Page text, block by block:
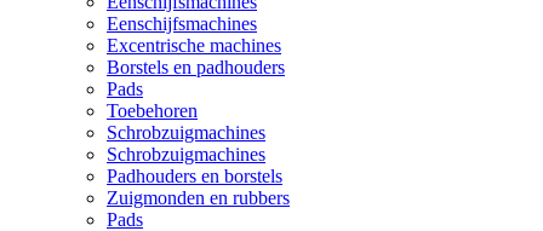
Eenschijfsmachines
Excentrische machines
Borstels en padhouders
Pads
Toebehoren
Schrobzuigmachines
Schrobzuigmachines
Padhouders en borstels
Zuigmonden en rubbers
Pads